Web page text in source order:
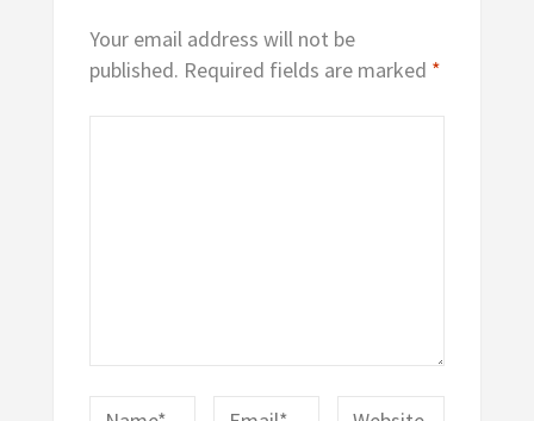
Your email address will not be
published. Required fields are marked *